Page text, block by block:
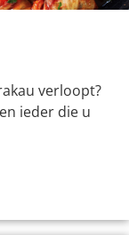
verloopt?
ieder die u